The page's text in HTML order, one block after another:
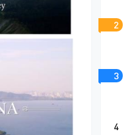
2
3
4